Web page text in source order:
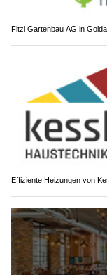
Fitzi Gartenbau AG in
Effiziente Heizungen von